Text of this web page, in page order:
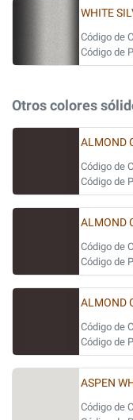
WHITE
Código de
Código de
Otros colores
ALMOND
Código de
Código de
ALMOND
Código de
Código de
ALMOND
Código de
Código de
ASPEN
Código de